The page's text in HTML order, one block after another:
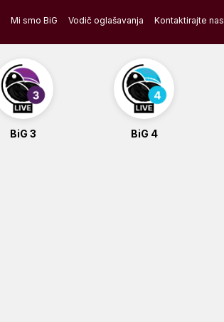
Mi smo BiG Vodič oglašavanja Kontaktirajte nas
BiG 3 BiG 4